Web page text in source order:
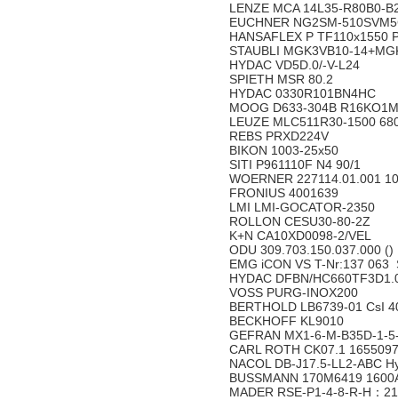
LENZE MCA 14L35-R80B0-
EUCHNER NG2SM-
HANSAFLEX P TF110x1550
STAUBLI MGK3VB10-
HYDAC VD5D.0/-V-L24
SPIETH MSR 80.2
HYDAC 0330R101BN4HC
MOOG D633-304B
LEUZE MLC511R30-1500
REBS PRXD224V
BIKON 1003-25x50
SITI P961110F N4 90/1
WOERNER 227114.01.001
FRONIUS 4001639
LMI LMI-GOCATOR-2350
ROLLON CESU30-80-2Z
K+N CA10XD0098-2/VEL
ODU 309.703.150.037.000 ()
EMG iCON VS T-Nr:137
HYDAC DFBN/
VOSS PURG-INOX200
BERTHOLD LB6739-01 CsI
BECKHOFF KL9010
GEFRAN MX1-6-M-B35D-1-
CARL ROTH CK07.1
NACOL DB-J17.5-LL2-ABC
BUSSMANN 170M6419
MADER RSE-P1-4-8-R-H：